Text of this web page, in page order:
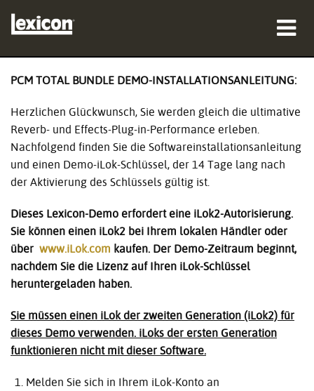
Profis
Fallstudien
Support
PCM TOTAL BUNDLE DEMO-INSTALLATIONSANLEITUNG:
Herzlichen Glückwunsch, Sie werden gleich die ultimative
Reverb- und Effects-Plug-in-Performance erleben.
Nachfolgend finden Sie die Softwareinstallationsanleitung
und einen Demo-iLok-Schlüssel, der 14 Tage lang nach
der Aktivierung des Schlüssels gültig ist.
Dieses Lexicon-Demo erfordert eine iLok2-Autorisierung.
Sie können einen iLok2 bei Ihrem lokalen Händler oder
über www.iLok.com kaufen. Der Demo-Zeitraum beginnt,
nachdem Sie die Lizenz auf Ihren iLok-Schlüssel
heruntergeladen haben.
Sie müssen einen iLok der zweiten Generation (iLok2) für
dieses Demo verwenden. iLoks der ersten Generation
funktionieren nicht mit dieser Software.
Melden Sie sich in Ihrem iLok-Konto an